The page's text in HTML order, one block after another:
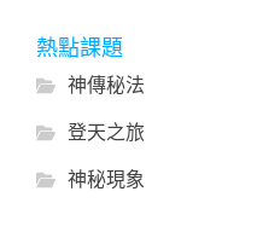
熱點課題
神傳秘法
登天之旅
神秘現象